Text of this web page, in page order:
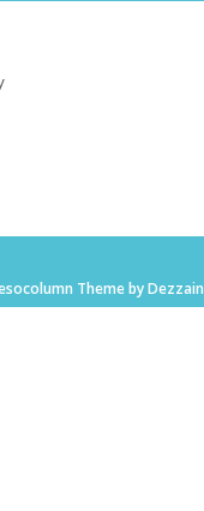
Theme by Dezzain